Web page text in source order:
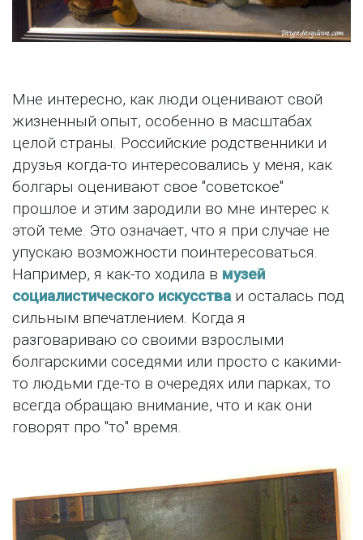
Мне интересно, как люди оценивают свой
жизненный опыт, особенно в масштабах
целой страны. Российские родственники и
друзья когда-то интересовались у меня, как
болгары оценивают свое "советское"
прошлое и этим зародили во мне интерес к
этой теме. Это означает, что я при случае не
упускаю возможности поинтересоваться.
Например, я как-то ходила в музей
социалистического искусстваи осталась под
сильным впечатлением. Когда я
разговариваю со своими взрослыми
болгарскими соседями или просто с какими-
то людьми где-то в очередях или парках, то
всегда обращаю внимание, что и как они
говорят про "то" время.